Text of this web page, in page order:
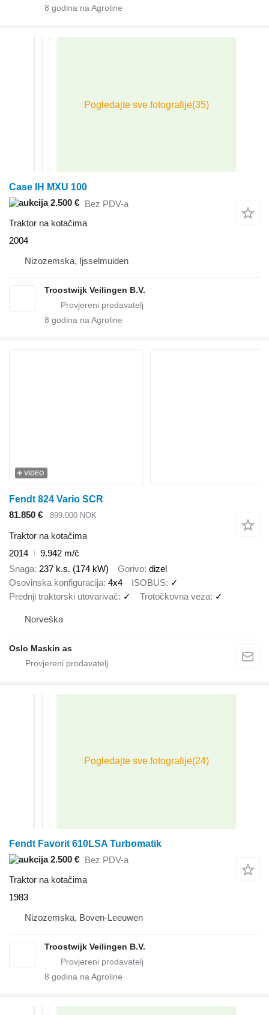
8 godina na Agroline
Case IH MXU 100
2.500 € Bez PDV-a
Traktor na kotačima
2004
Nizozemska, Ijsselmuiden
Troostwijk Veilingen B.V.
8 godina na Agroline
VIDEO
Fendt 824 Vario SCR
81.850 €
899.000 NOK
Traktor na kotačima
2014
9.942 m/č
Snaga 237 k.s. (174 kW) Gorivo dizel
Osovinska konfiguracija 4x4 ISOBUS ✓
Prednji traktorski utovarivač
✓ Trotočkovna veza ✓
Norveška
Oslo Maskin as
Fendt Favorit 610LSA Turbomatik
2.500 €
Bez PDV-a
Traktor na kotačima
1983
Nizozemska, Boven-Leeuwen
Troostwijk Veilingen B.V.
8 godina na Agroline